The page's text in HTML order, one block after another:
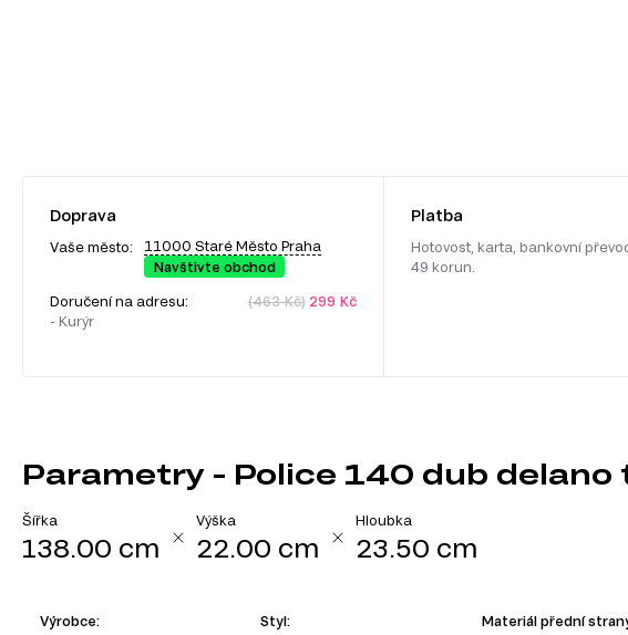
Doprava
Vaše město:
11000 Staré Město Praha
Navštivte obchod
Doručení na adresu:
- Kurýr
(463 Kč)299 Kč
Platba
Hotovost, karta, bankovní
49 korun.
Parametry - Police 140 dub delano
Šířka
138.00 cm
Výška
22.00 cm
Hloubka
23.50 cm
Výrobce: Styl: Materiál přední